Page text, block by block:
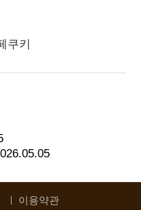
쿠키
이용약관